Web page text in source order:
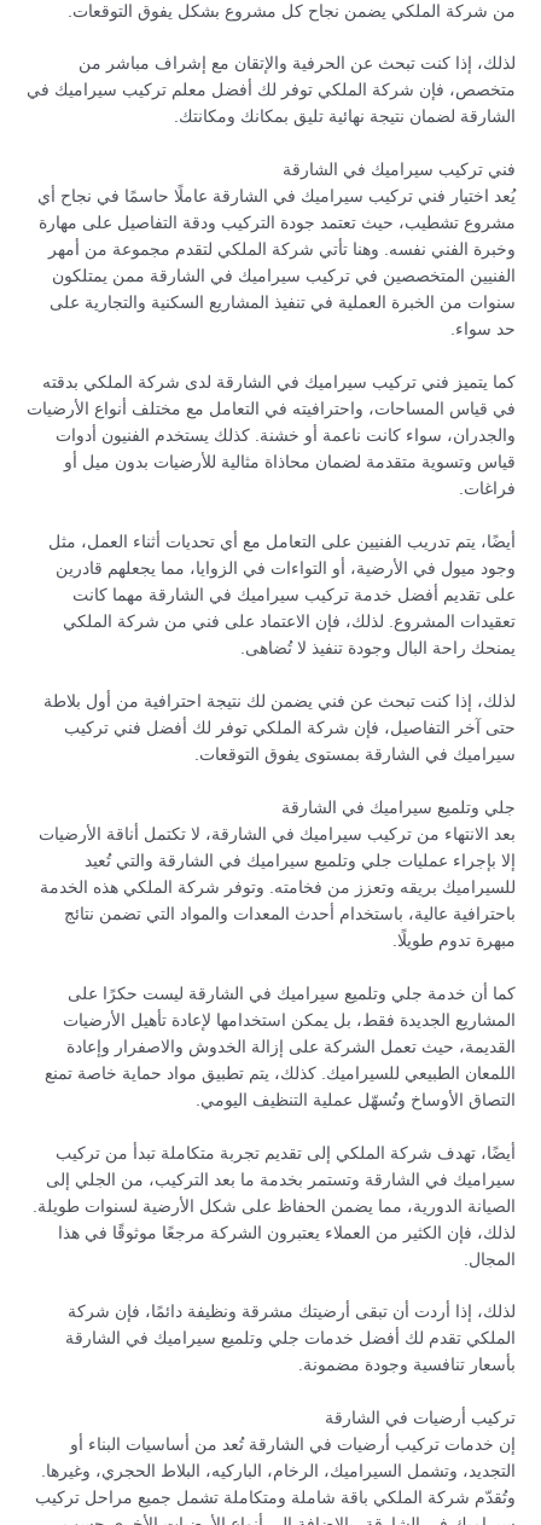
من شركة الملكي يضمن نجاح كل مشروع بشكل يفوق التوقعات.
لذلك، إذا كنت تبحث عن الحرفية والإتقان مع إشراف مباشر من
متخصص، فإن شركة الملكي توفر لك أفضل معلم تركيب سيراميك في
الشارقة لضمان نتيجة نهائية تليق بمكانك ومكانتك.
فني تركيب سيراميك في الشارقة
يُعد اختيار فني تركيب سيراميك في الشارقة عاملًا حاسمًا في نجاح أي
مشروع تشطيب، حيث تعتمد جودة التركيب ودقة التفاصيل على مهارة
وخبرة الفني نفسه. وهنا تأتي شركة الملكي لتقدم مجموعة من أمهر
الفنيين المتخصصين في تركيب سيراميك في الشارقة ممن يمتلكون
سنوات من الخبرة العملية في تنفيذ المشاريع السكنية والتجارية على
حد سواء.
كما يتميز فني تركيب سيراميك في الشارقة لدى شركة الملكي بدقته
في قياس المساحات، واحترافيته في التعامل مع مختلف أنواع الأرضيات
والجدران، سواء كانت ناعمة أو خشنة. كذلك يستخدم الفنيون أدوات
قياس وتسوية متقدمة لضمان محاذاة مثالية للأرضيات بدون ميل أو
فراغات.
أيضًا، يتم تدريب الفنيين على التعامل مع أي تحديات أثناء العمل، مثل
وجود ميول في الأرضية، أو التواءات في الزوايا، مما يجعلهم قادرين
على تقديم أفضل خدمة تركيب سيراميك في الشارقة مهما كانت
تعقيدات المشروع. لذلك، فإن الاعتماد على فني من شركة الملكي
يمنحك راحة البال وجودة تنفيذ لا تُضاهى.
لذلك، إذا كنت تبحث عن فني يضمن لك نتيجة احترافية من أول بلاطة
حتى آخر التفاصيل، فإن شركة الملكي توفر لك أفضل فني تركيب
سيراميك في الشارقة بمستوى يفوق التوقعات.
جلي وتلميع سيراميك في الشارقة
بعد الانتهاء من تركيب سيراميك في الشارقة، لا تكتمل أناقة الأرضيات
إلا بإجراء عمليات جلي وتلميع سيراميك في الشارقة والتي تُعيد
للسيراميك بريقه وتعزز من فخامته. وتوفر شركة الملكي هذه الخدمة
باحترافية عالية، باستخدام أحدث المعدات والمواد التي تضمن نتائج
مبهرة تدوم طويلًا.
كما أن خدمة جلي وتلميع سيراميك في الشارقة ليست حكرًا على
المشاريع الجديدة فقط، بل يمكن استخدامها لإعادة تأهيل الأرضيات
القديمة، حيث تعمل الشركة على إزالة الخدوش والاصفرار وإعادة
اللمعان الطبيعي للسيراميك. كذلك، يتم تطبيق مواد حماية خاصة تمنع
التصاق الأوساخ وتُسهّل عملية التنظيف اليومي.
أيضًا، تهدف شركة الملكي إلى تقديم تجربة متكاملة تبدأ من تركيب
سيراميك في الشارقة وتستمر بخدمة ما بعد التركيب، من الجلي إلى
الصيانة الدورية، مما يضمن الحفاظ على شكل الأرضية لسنوات طويلة.
لذلك، فإن الكثير من العملاء يعتبرون الشركة مرجعًا موثوقًا في هذا
المجال.
لذلك، إذا أردت أن تبقى أرضيتك مشرقة ونظيفة دائمًا، فإن شركة
الملكي تقدم لك أفضل خدمات جلي وتلميع سيراميك في الشارقة
بأسعار تنافسية وجودة مضمونة.
تركيب أرضيات في الشارقة
إن خدمات تركيب أرضيات في الشارقة تُعد من أساسيات البناء أو
التجديد، وتشمل السيراميك، الرخام، الباركيه، البلاط الحجري، وغيرها.
وتُقدّم شركة الملكي باقة شاملة ومتكاملة تشمل جميع مراحل تركيب